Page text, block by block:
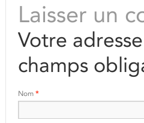
Laisser un
Votre
champs
Nom *